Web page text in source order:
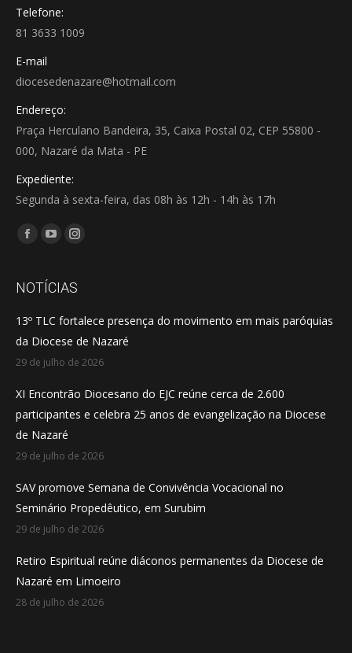
Telefone:
81 3633 1009
E-mail
diocesedenazare@hotmail.com
Endereço:
Praça Herculano Bandeira, 35, Caixa Postal 02, CEP 55800 -
000, Nazaré da Mata - PE
Expediente:
Segunda à sexta-feira, das 08h às 12h - 14h às 17h
Encontre-nos em:
Facebook
opens
new
window
YouTube
opens
new
window
Instagram
opens
new
window
NOTÍCIAS
13º TLC fortalece presença do movimento em mais paróquias
da Diocese de Nazaré
29 de julho de 2026
XI Encontrão Diocesano do EJC reúne cerca de 2.600
participantes e celebra 25 anos de evangelização na Diocese
de Nazaré
29 de julho de 2026
SAV promove Semana de Convivência Vocacional no
Seminário Propedêutico, em Surubim
29 de julho de 2026
Retiro Espiritual reúne diáconos permanentes da Diocese de
Nazaré em Limoeiro
28 de julho de 2026